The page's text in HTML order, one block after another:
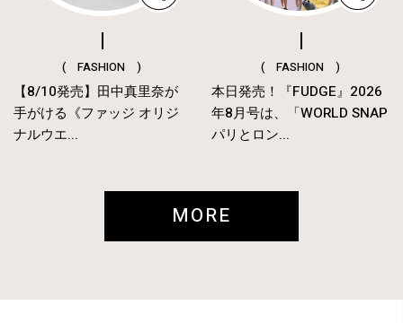
( FASHION )
【8/10発売】田中真里奈が
手がける《ファッジ オリジ
ナルウエ...
( FASHION )
本日発売！『FUDGE』2026
年8月号は、「WORLD SNAP
パリとロン...
MORE